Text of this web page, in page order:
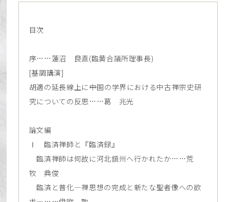
目次
序……蓮沼 良直(臨黄合議所理事長)
[基調講演]
胡適の延長線上に――中国の学界における中古禅宗史研
究についての反思……葛 兆光
論文編
Ⅰ 臨済禅師と『臨済録』
臨済禅師は何故に河北鎮州へ行かれたか……荒
牧 典俊
臨済と普化―禅思想の完成と新たな聖者像への欲